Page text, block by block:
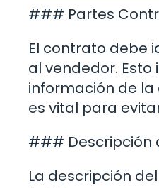
### Partes
El contrato debe
al vendedor.
información de
es vital para
### Descripción
La descripción